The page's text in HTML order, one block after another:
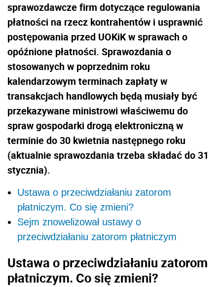
sprawozdawcze firm dotyczące regulowania
płatności na rzecz kontrahentów i usprawnić
postępowania przed UOKiK w sprawach o
opóźnione płatności. Sprawozdania o
stosowanych w poprzednim roku
kalendarzowym terminach zapłaty w
transakcjach handlowych będą musiały być
przekazywane ministrowi właściwemu do
spraw gospodarki drogą elektroniczną w
terminie do 30 kwietnia następnego roku
(aktualnie sprawozdania trzeba składać do 31
stycznia).
Ustawa o przeciwdziałaniu zatorom
płatniczym. Co się zmieni?
Sejm znowelizował ustawy o
przeciwdziałaniu zatorom płatniczym
Ustawa o przeciwdziałaniu zatorom
płatniczym. Co się zmieni?